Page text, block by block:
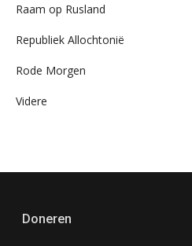
Raam op Rusland
Republiek Allochtonië
Rode Morgen
Videre
Doneren